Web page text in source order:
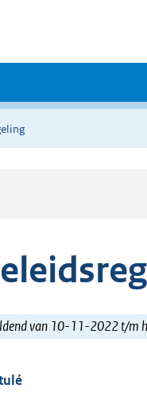
van 10-11-2022 t/m